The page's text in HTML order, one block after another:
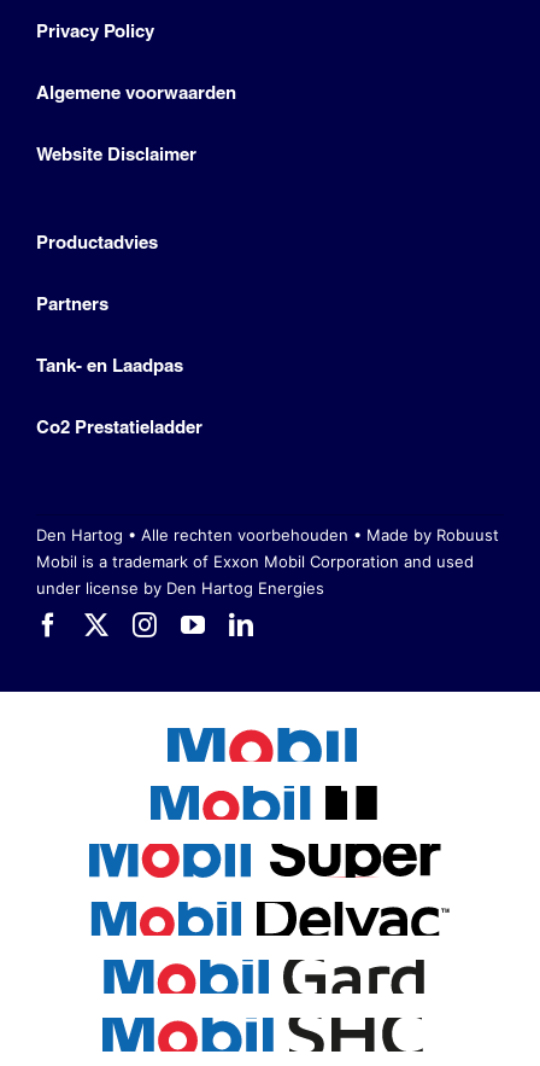
Privacy Policy
Algemene voorwaarden
Website Disclaimer
Productadvies
Partners
Tank- en Laadpas
Co2 Prestatieladder
Den Hartog • Alle rechten voorbehouden • Made by Robuust
Mobil is a trademark of Exxon Mobil Corporation and used
under license by Den Hartog Energies